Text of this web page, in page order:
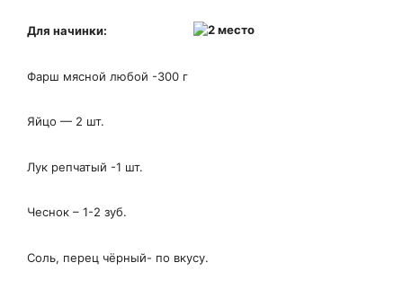
Для начинки:
Фарш мясной любой -300 г
Яйцо — 2 шт.
Лук репчатый -1 шт.
Чеснок – 1-2 зуб.
Соль, перец чёрный- по вкусу.